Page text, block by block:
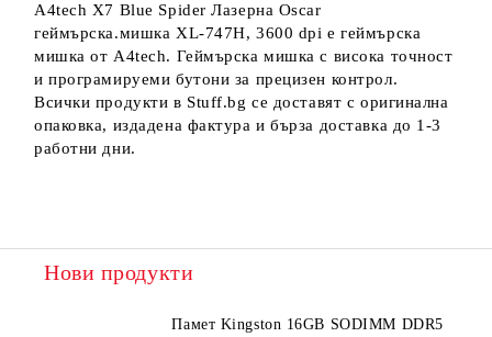
A4tech X7 Blue Spider Лазерна Oscar
геймърска.мишка XL-747H, 3600 dpi е геймърска
мишка от A4tech. Геймърска мишка с висока точност
и програмируеми бутони за прецизен контрол.
Всички продукти в Stuff.bg се доставят с оригинална
опаковка, издадена фактура и бърза доставка до 1-3
работни дни.
Нови продукти
Памет Kingston 16GB SODIMM DDR5